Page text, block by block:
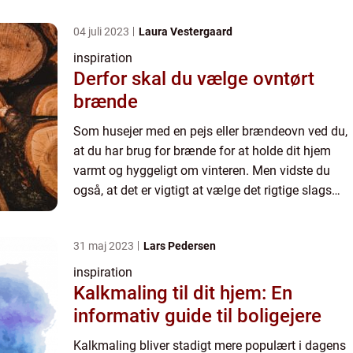
04 juli 2023 Laura Vestergaard
inspiration
Derfor skal du vælge ovntørt
brænde
Som husejer med en pejs eller brændeovn ved du,
at du har brug for brænde for at holde dit hjem
varmt og hyggeligt om vinteren. Men vidste du
også, at det er vigtigt at vælge det rigtige slags
31 maj 2023 Lars Pedersen
inspiration
Kalkmaling til dit hjem: En
informativ guide til boligejere
Kalkmaling bliver stadigt mere populært i dagens